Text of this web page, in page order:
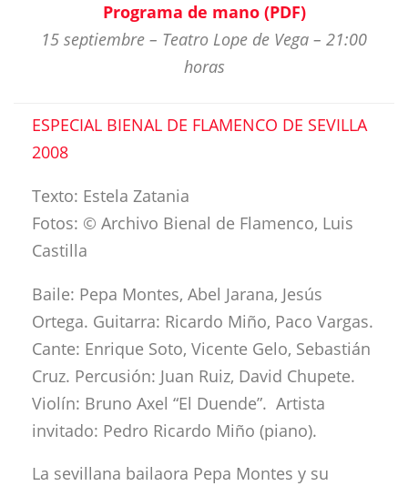
Programa de mano (PDF)
15 septiembre – Teatro Lope de Vega – 21:00
horas
ESPECIAL BIENAL DE FLAMENCO DE SEVILLA
2008
Texto: Estela Zatania
Fotos: © Archivo Bienal de Flamenco, Luis
Castilla
Baile: Pepa Montes, Abel Jarana, Jesús
Ortega. Guitarra: Ricardo Miño, Paco Vargas.
Cante: Enrique Soto, Vicente Gelo, Sebastián
Cruz. Percusión: Juan Ruiz, David Chupete.
Violín: Bruno Axel “El Duende”. Artista
invitado: Pedro Ricardo Miño (piano).
La sevillana bailaora Pepa Montes y su